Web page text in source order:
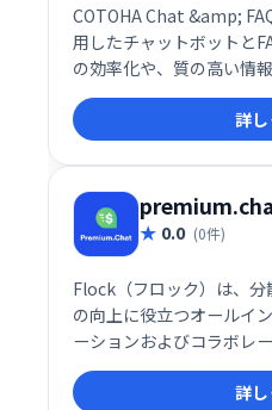
COTOHA Chat &amp;
用したチャットボットと
の効率化や、質の高い情
客の質問を理解し、的確
い合わせ対応の負担を軽
献します。導入実績も豊
業で活用されています。
詳
0.0 (0件)
Flock（フロック）は、
の向上に役立つオールイ
ーションおよびコラボレ
す。
詳